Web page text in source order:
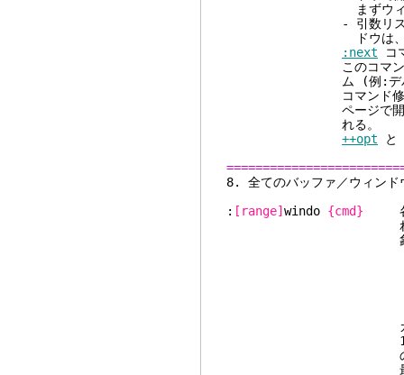
まずウィンドウ
- 引数リストにないウ
ドウは、可能な
:next コ
このコマンドの目的は
ム (例:デバッガ) か
コマンド修
ページで開かれる。最
れる。
++opt と
8. 全てのバッファ／ウィ
: [range] windo {cmd} 各
れた場合には、指
象となる。これは
カレントタブペ
1つのウィンドウに
のウィンドウに
最後のウィンドウ